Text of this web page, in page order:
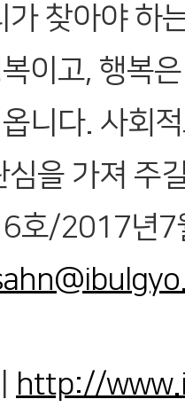
가 찾아야 하
이고, 행복
니다. 사회
심을 가져 주
호/2017년7
http://